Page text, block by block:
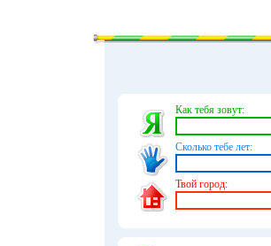
Как тебя зовут:
Сколько тебе лет:
Твой город: